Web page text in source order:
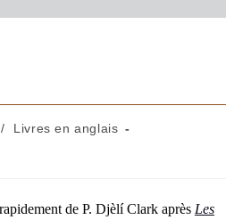
/
Livres en anglais
de P. Djèlí Clark après Les